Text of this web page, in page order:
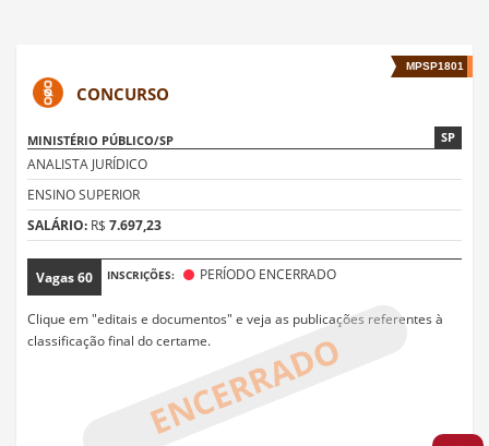
MPSP1801
CONCURSO
MINISTÉRIO PÚBLICO/SP SP
ANALISTA JURÍDICO
ENSINO SUPERIOR
SALÁRIO: R$ 7.697,23
Vagas60 INSCRIÇÕES: PERÍODO ENCERRADO
ENCERRADO
Clique em "editais e documentos" e veja as publicações referentes à
classificação final do certame.